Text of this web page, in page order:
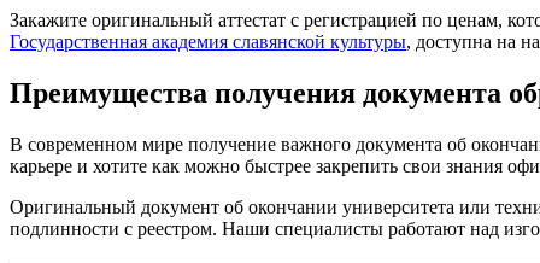
Закажите оригинальный аттестат с регистрацией по ценам,
Государственная академия славянской культуры, доступна на
Преимущества получения документа
В современном мире получение важного документа об
карьере и хотите как можно быстрее закрепить свои знания
Оригинальный документ об окончании университета или
подлинности с реестром. Наши специалисты работают над